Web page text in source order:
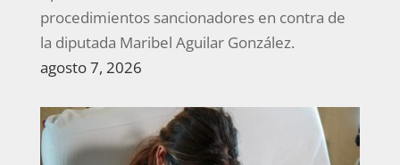
procedimientos sancionadores en contra de
la diputada Maribel Aguilar González.
agosto 7, 2026